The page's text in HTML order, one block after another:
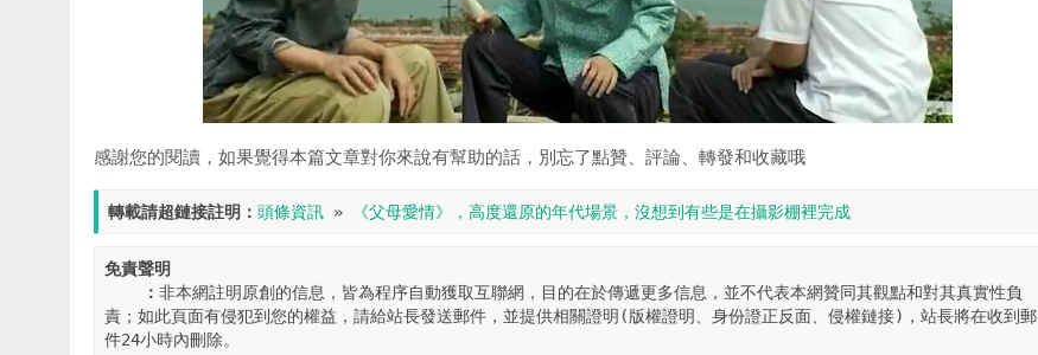
感謝您的閱讀，如果覺得本篇文章對你來說有幫助的話，別忘了點贊、評論、轉發和收藏哦
轉載請超鏈接註明： 頭條資訊 » 《父母愛情》，高度還原的年代場景，沒想到有些是在攝影棚裡完成
免責聲明
    ：
非本網註明原創的信息，皆為程序自動獲取互聯網，目的在於傳遞更多信息，並不代表本網贊同其觀點和對其真實性負
責；如此頁面有侵犯到您的權益，請給站長發送郵件，並提供相關證明(版權證明、身份證正反面、侵權鏈接)，站長將在收到郵
件24小時內刪除。